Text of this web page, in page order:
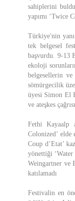
sahiplerini
yapımı ‘Twice
Türkiye'nin
tek belgesel
başvurdu. 9-13
ekoloji
belgesellerin
sömürgecilik
üyesi Simon El
ve ateşkes
Fethi Kayaalp
Colonized’
Coup d’Etat’
yönettiği
Weingartner ve
katılamadı
Festivalin en